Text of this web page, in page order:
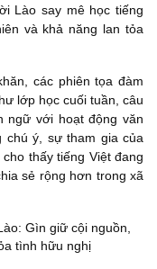
Lào say mê học tiếng
và khả năng lan tỏa
các phiên tọa đàm
lớp học cuối tuần, câu
ngữ với hoạt động văn
chú ý, sự tham gia của
thấy tiếng Việt đang
sẻ rộng hơn trong xã